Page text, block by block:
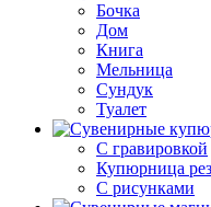
Бочка
Дом
Книга
Мельница
Сундук
Туалет
C гравировкой
Купюрница
С рисунками